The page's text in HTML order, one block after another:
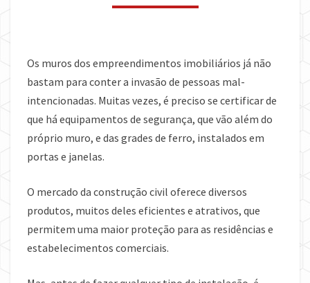
Os muros dos empreendimentos imobiliários já não
bastam para conter a invasão de pessoas mal-
intencionadas. Muitas vezes, é preciso se certificar de
que há equipamentos de segurança, que vão além do
próprio muro, e das grades de ferro, instalados em
portas e janelas.
O mercado da construção civil oferece diversos
produtos, muitos deles eficientes e atrativos, que
permitem uma maior proteção para as residências e
estabelecimentos comerciais.